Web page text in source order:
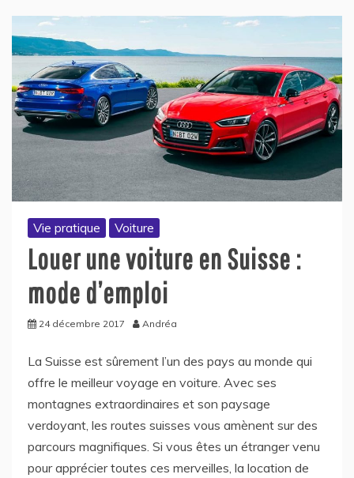
Vie pratique Voiture
Louer une voiture en Suisse :
mode d’emploi
24 décembre 2017 Andréa
La Suisse est sûrement l’un des pays au monde qui
offre le meilleur voyage en voiture. Avec ses
montagnes extraordinaires et son paysage
verdoyant, les routes suisses vous amènent sur des
parcours magnifiques. Si vous êtes un étranger venu
pour apprécier toutes ces merveilles, la location de